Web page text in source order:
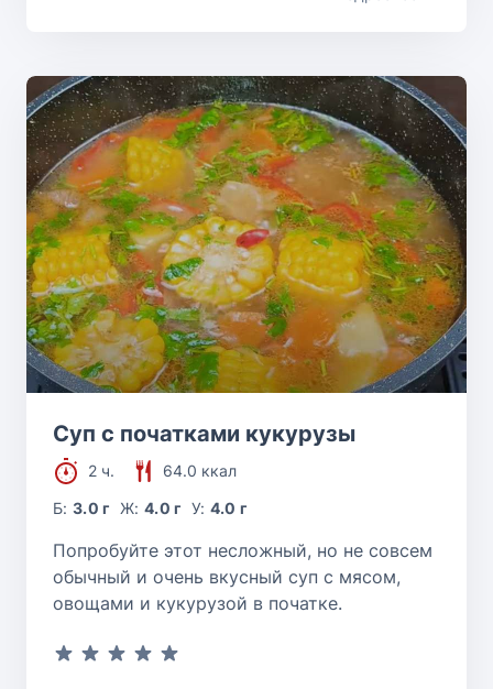
Суп с початками кукурузы
2 ч.
64.0 ккал
Б:3.0 г Ж: 4.0 г У: 4.0 г
Попробуйте этот несложный, но не совсем
обычный и очень вкусный суп с мясом,
овощами и кукурузой в початке.